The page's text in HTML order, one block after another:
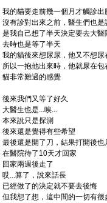
我的貓要走前幾一個月才觸診出
沒有診對出來之前，醫生們也
是我自己想了半天決定要去大
去時也是等了半天
我的貓後來想尿尿，他又不想尿
所以一抱他出來時，他就尿在
貓非常難過的感覺
後來我們又等了好久
大醫生也是...唉...
本來說只是探測
後來還是覺得有些希望
最後還是開了刀，結果打開後也
在醫院待了10天才回家
回家兩週後走了
哎...算了，說來話長
已經做了的決定就不要去後悔
但我想了想，這中間的一切有很